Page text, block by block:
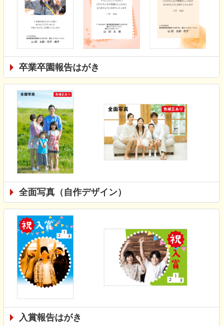
卒業卒園報告はがき
全面写真（自作デザイン）
入賞報告はがき